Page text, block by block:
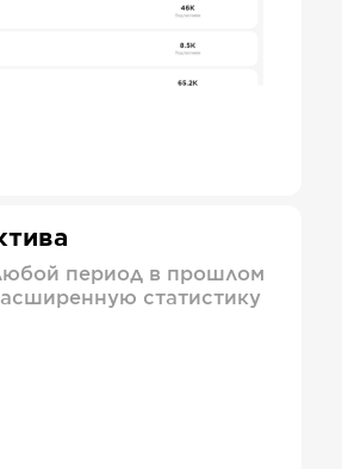
период в прошлом
статистику